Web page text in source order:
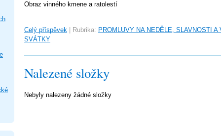
Obraz vinného kmene a ratolestí
Celý příspěvek Rubrika: PROMLUVY NA NEDĚLE, SLAVNOSTI A
SVÁTKY
Nalezené složky
Nebyly nalezeny žádné složky